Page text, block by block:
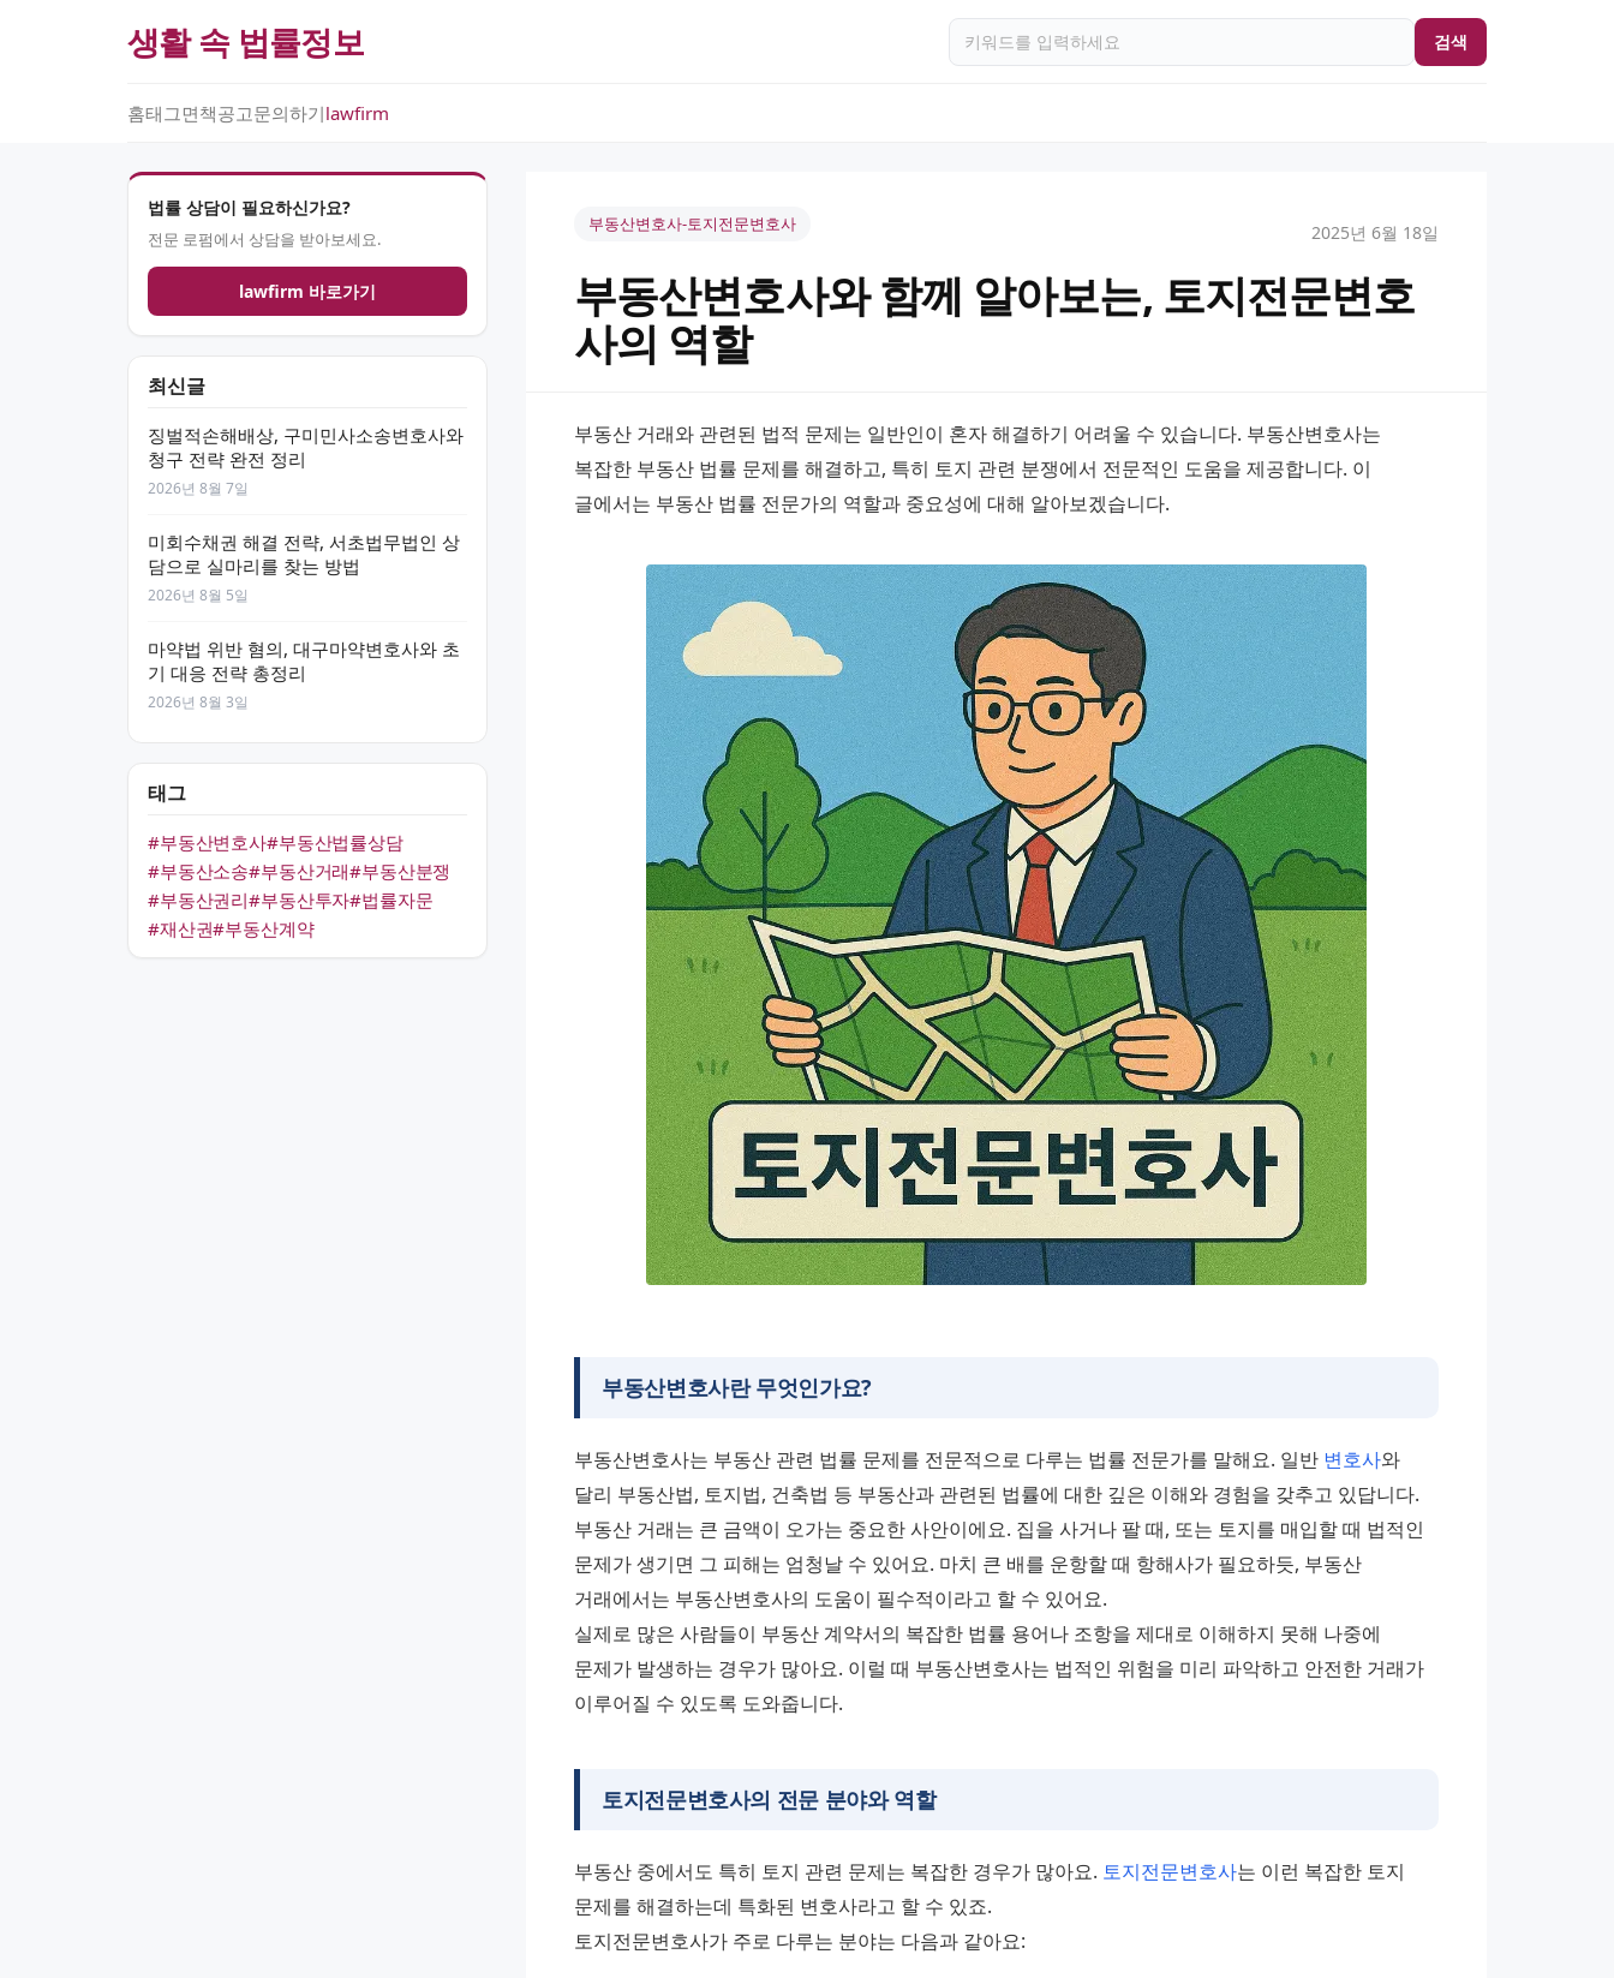
생활 속 법률정보 검색
홈태그면책공고문의하기lawfirm
법률 상담이 필요하신가요?
전문 로펌에서 상담을 받아보세요.
lawfirm 바로가기
최신글
징벌적손해배상, 구미민사소송변호사와
청구 전략 완전 정리
2026년 8월 7일
미회수채권 해결 전략, 서초법무법인 상
담으로 실마리를 찾는 방법
2026년 8월 5일
마약법 위반 혐의, 대구마약변호사와 초
기 대응 전략 총정리
2026년 8월 3일
태그
#부동산변호사#부동산법률상담
#부동산소송#부동산거래#부동산분쟁
#부동산권리#부동산투자#법률자문
#재산권#부동산계약
부동산변호사-토지전문변호사 2025년 6월 18일
부동산변호사와 함께 알아보는, 토지전문변호
사의 역할
부동산 거래와 관련된 법적 문제는 일반인이 혼자 해결하기 어려울 수 있습니다. 부동산변호사는
복잡한 부동산 법률 문제를 해결하고, 특히 토지 관련 분쟁에서 전문적인 도움을 제공합니다. 이
글에서는 부동산 법률 전문가의 역할과 중요성에 대해 알아보겠습니다.
부동산변호사란 무엇인가요?
부동산변호사는 부동산 관련 법률 문제를 전문적으로 다루는 법률 전문가를 말해요. 일반 변호사와
달리 부동산법, 토지법, 건축법 등 부동산과 관련된 법률에 대한 깊은 이해와 경험을 갖추고 있답니다.
부동산 거래는 큰 금액이 오가는 중요한 사안이에요. 집을 사거나 팔 때, 또는 토지를 매입할 때 법적인
문제가 생기면 그 피해는 엄청날 수 있어요. 마치 큰 배를 운항할 때 항해사가 필요하듯, 부동산
거래에서는 부동산변호사의 도움이 필수적이라고 할 수 있어요.
실제로 많은 사람들이 부동산 계약서의 복잡한 법률 용어나 조항을 제대로 이해하지 못해 나중에
문제가 발생하는 경우가 많아요. 이럴 때 부동산변호사는 법적인 위험을 미리 파악하고 안전한 거래가
이루어질 수 있도록 도와줍니다.
토지전문변호사의 전문 분야와 역할
부동산 중에서도 특히 토지 관련 문제는 복잡한 경우가 많아요. 토지전문변호사는 이런 복잡한 토지
문제를 해결하는데 특화된 변호사라고 할 수 있죠.
토지전문변호사가 주로 다루는 분야는 다음과 같아요: